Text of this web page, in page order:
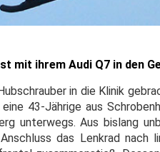
mit ihrem Audi Q7 in den
in die Klinik
eine 43-Jährige aus
unterwegs. Aus bislang
das Lenkrad nach